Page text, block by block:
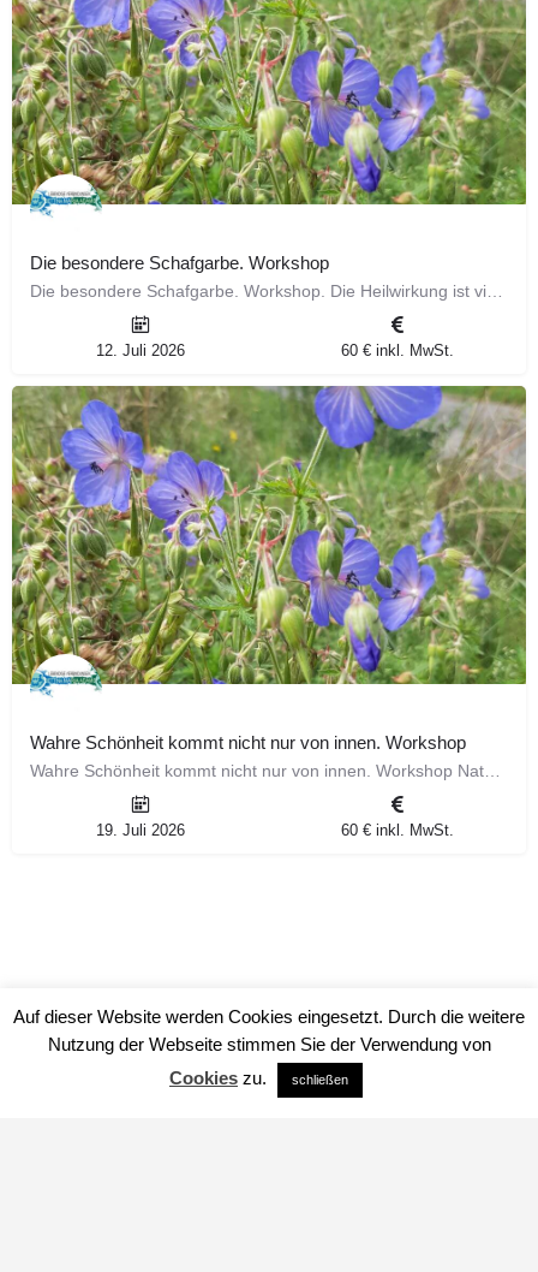
Die besondere Schafgarbe. Workshop
12. Juli 2026 60 € inkl. MwSt.
Wahre Schönheit kommt nicht nur von innen. Workshop
19. Juli 2026 60 € inkl. MwSt.
Auf dieser Website werden Cookies eingesetzt. Durch die weitere
Nutzung der Webseite stimmen Sie der Verwendung von
Cookies zu. schließen